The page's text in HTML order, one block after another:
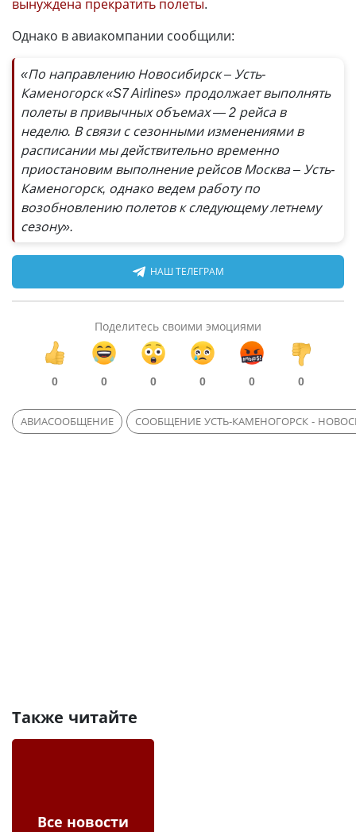
вынуждена прекратить полеты.
Однако в авиакомпании сообщили:
«По направлению Новосибирск – Усть-
Каменогорск «S7 Airlines» продолжает выполнять
полеты в привычных объемах — 2 рейса в
неделю. В связи с сезонными изменениями в
расписании мы действительно временно
приостановим выполнение рейсов Москва – Усть-
Каменогорск, однако ведем работу по
возобновлению полетов к следующему летнему
сезону».
НАШ ТЕЛЕГРАМ
Поделитесь своими эмоциями
0 0 0 0 0 0
АВИАСООБЩЕНИЕ СООБЩЕНИЕ УСТЬ-КАМЕНОГОРСК -
Также читайте
Все новости